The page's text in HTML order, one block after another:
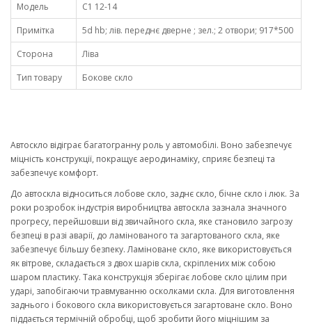
Модель
C1 12-14
Примітка
5d hb; лів. переднє дверне ; зел.; 2 отвори; 917*500
Сторона
Ліва
Тип товару
Бокове скло
Автоскло відіграє багатогранну роль у автомобілі. Воно забезпечує
міцність конструкції, покращує аеродинаміку, сприяє безпеці та
забезпечує комфорт.
До автоскла відноситься лобове скло, заднє скло, бічне скло і люк. За
роки розробок індустрія виробництва автоскла зазнала значного
прогресу, перейшовши від звичайного скла, яке становило загрозу
безпеці в разі аварії, до ламінованого та загартованого скла, яке
забезпечує більшу безпеку. Ламіноване скло, яке використовується
як вітрове, складається з двох шарів скла, скріплених між собою
шаром пластику. Така конструкція зберігає лобове скло цілим при
ударі, запобігаючи травмуванню осколками скла. Для виготовлення
заднього і бокового скла використовується загартоване скло. Воно
піддається термічній обробці, щоб зробити його міцнішим за